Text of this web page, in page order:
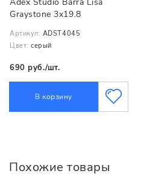
Graystone 3x19.8
Артикул: ADST4045
Цвет: серый
690 руб./шт.
В корзину
Похожие товары